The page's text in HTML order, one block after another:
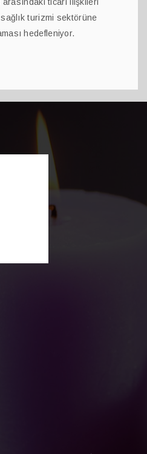
turizmi sektörüne
hedefleniyor.